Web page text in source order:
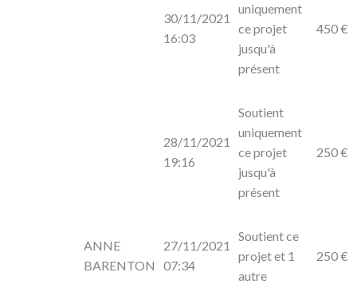
30/11/2021
16:03
uniquement
ce projet
jusqu'à
présent
450 €
28/11/2021
19:16
Soutient
uniquement
ce projet
jusqu'à
présent
250 €
ANNE
BARENTON
27/11/2021
07:34
Soutient ce
projet et 1
autre
250 €